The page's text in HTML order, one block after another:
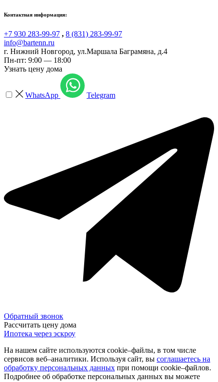
Контактная информация:
+7 930 283-99-97 , 8 (831) 283-99-97
info@bartenn.ru
г. Нижний Новгород, ул.Маршала Баграмяна, д.4
Пн-пт: 9:00 — 18:00
Узнать цену дома
WhatsApp Telegram
Обратный звонок
Рассчитать цену дома
Ипотека через эскроу
На нашем сайте используются cookie–файлы, в том числе
сервисов веб–аналитики. Используя сайт, вы соглашаетесь на
обработку персональных данных при помощи cookie–файлов.
Подробнее об обработке персональных данных вы можете